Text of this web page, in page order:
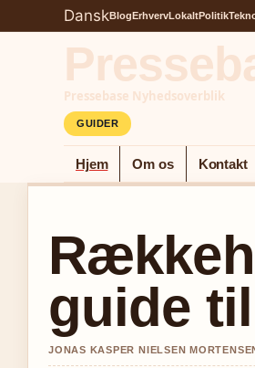
DanskBlogErhvervLokaltPolitik
Pressebase Nyhedsoverblik
GUIDER
Hjem Om os Kontakt
guide
JONAS KASPER NIELSEN